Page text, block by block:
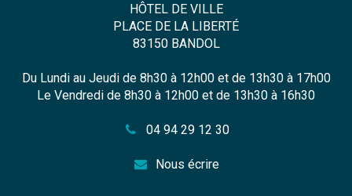
HÔTEL DE VILLE
PLACE DE LA LIBERTÉ
83150 BANDOL
Du Lundi au Jeudi de 8h30 à 12h00 et de 13h30 à 17h00
Le Vendredi de 8h30 à 12h00 et de 13h30 à 16h30
04 94 29 12 30
Nous écrire